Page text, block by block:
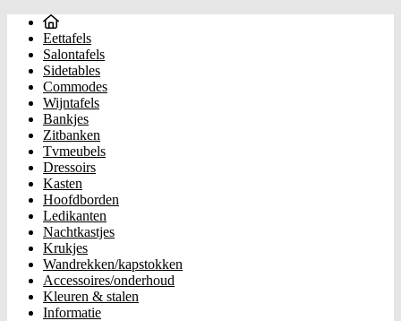
Eettafels
Salontafels
Sidetables
Commodes
Wijntafels
Bankjes
Zitbanken
Tvmeubels
Dressoirs
Kasten
Hoofdborden
Ledikanten
Nachtkastjes
Krukjes
Wandrekken/kapstokken
Accessoires/onderhoud
Kleuren & stalen
Informatie